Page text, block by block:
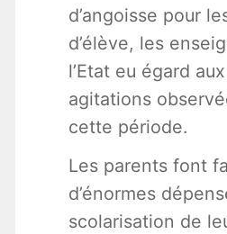
d’angoisse pour
d’élève, les
l’Etat eu égard
agitations
cette période.
Les parents font
d’énormes
scolarisation de